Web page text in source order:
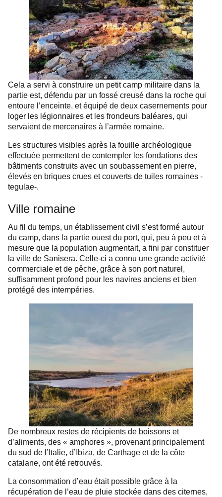
Cela a servi à construire un petit camp militaire dans la
partie est, défendu par un fossé creusé dans la roche qui
entoure l’enceinte, et équipé de deux casernements pour
loger les légionnaires et les frondeurs baléares, qui
servaient de mercenaires à l’armée romaine.
Les structures visibles après la fouille archéologique
effectuée permettent de contempler les fondations des
bâtiments construits avec un soubassement en pierre,
élevés en briques crues et couverts de tuiles romaines -
tegulae-.
Ville romaine
Au fil du temps, un établissement civil s’est formé autour
du camp, dans la partie ouest du port, qui, peu à peu et à
mesure que la population augmentait, a fini par constituer
la ville de Sanisera. Celle-ci a connu une grande activité
commerciale et de pêche, grâce à son port naturel,
suffisamment profond pour les navires anciens et bien
protégé des intempéries.
De nombreux restes de récipients de boissons et
d’aliments, des « amphores », provenant principalement
du sud de l’Italie, d’Ibiza, de Carthage et de la côte
catalane, ont été retrouvés.
La consommation d’eau était possible grâce à la
récupération de l’eau de pluie stockée dans des citernes,